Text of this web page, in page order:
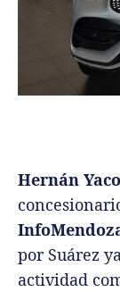
Hernán
por Suárez
actividad